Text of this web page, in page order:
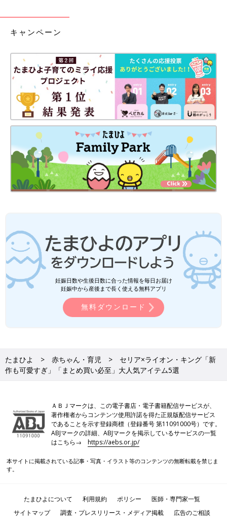
キャンペーン
妊娠日数や生後日数に合った情報を毎日お届け
妊娠中から産後まで長く使える無料アプリ
無料ダウンロード
たまひよ 赤ちゃん・育児
セリア×ライオン・キング「新
作も可愛すぎ」「まとめ買い必至」大人気アイテム5選
ＡＢＪマークは、この電子書店・電子書籍配信サービスが、
著作権者からコンテンツ使用許諾を得た正規版配信サービス
であることを示す登録商標（登録番号 第11091000号）です。
ABJマークの詳細、ABJマークを掲示しているサービスの一覧
はこちら→https://aebs.or.jp/
本サイトに掲載されている記事・写真・イラスト等のコンテンツの無断転載を禁じま
す。
たまひよについて 利用規約 ポリシー
医師・専門家一覧
サイトマップ
調査・プレスリリース・メディア掲載 広告のご相談